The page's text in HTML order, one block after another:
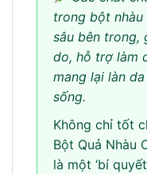
trong bột
sâu bên trong,
do, hỗ trợ làm
mang lại làn
sống.
Không chỉ tốt
Bột Quả Nhàu
là một ‘bí